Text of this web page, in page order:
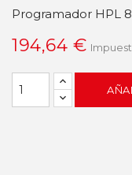
Programador HPL
194,64 €